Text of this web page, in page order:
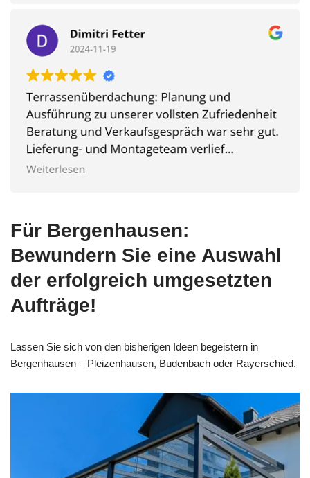
Für Bergenhausen:
Bewundern Sie eine Auswahl
der erfolgreich umgesetzten
Aufträge!
Lassen Sie sich von den bisherigen Ideen begeistern in
Bergenhausen – Pleizenhausen, Budenbach oder Rayerschied.